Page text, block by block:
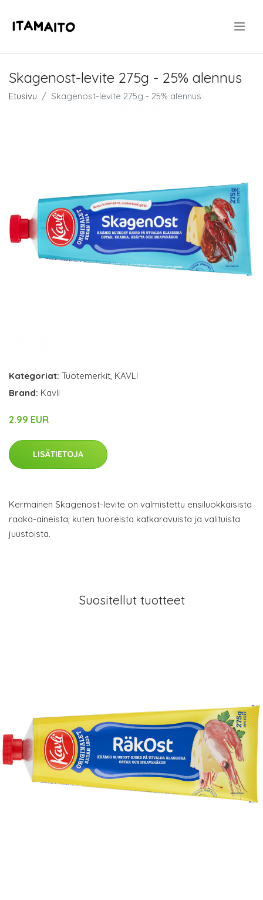
Skagenost-levite 275g - 25% alennus
Etusivu Skagenost-levite 275g - 25% alennus
Kategoriat: Tuotemerkit, KAVLI
Brand: Kavli
2.99 EUR
LISÄTIETOJA
Kermainen Skagenost-levite on valmistettu ensiluokkaisista
raaka-aineista, kuten tuoreista katkaravuista ja valituista
juustoista.
Suositellut tuotteet